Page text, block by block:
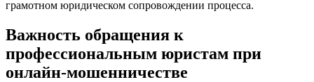
грамотном юридическом сопровождении процесса.
Важность обращения к
профессиональным юристам при
онлайн-мошенничестве